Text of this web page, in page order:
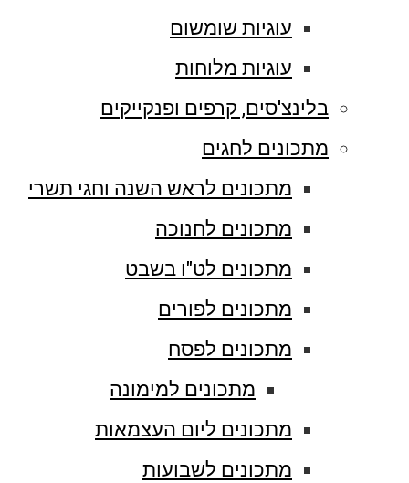
עוגיות שומשום
עוגיות מלוחות
בלינצ'סים, קרפים ופנקייקים
מתכונים לחגים
מתכונים לראש השנה וחגי תשרי
מתכונים לחנוכה
מתכונים לט"ו בשבט
מתכונים לפורים
מתכונים לפסח
מתכונים למימונה
מתכונים ליום העצמאות
מתכונים לשבועות